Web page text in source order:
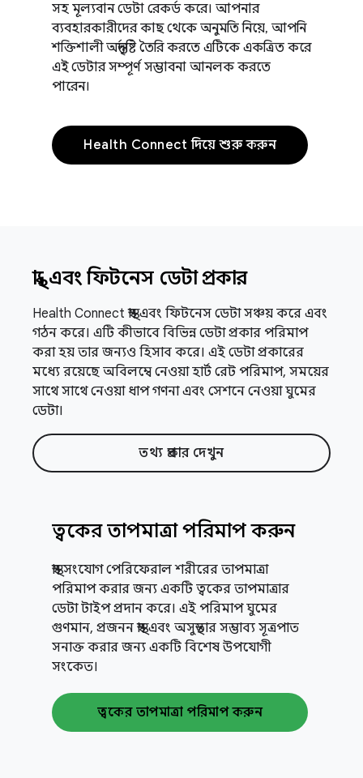
সহ মূল্যবান ডেটা রেকর্ড করে। আপনার
ব্যবহারকারীদের কাছ থেকে অনুমতি নিয়ে, আপনি
শক্তিশালী অন্তর্দৃষ্টি তৈরি করতে এটিকে একত্রিত করে
এই ডেটার সম্পূর্ণ সম্ভাবনা আনলক করতে
পারেন।
Health Connect দিয়ে শুরু করুন
স্বাস্থ্য এবং ফিটনেস ডেটা প্রকার
Health Connect স্বাস্থ্য এবং ফিটনেস ডেটা সঞ্চয় করে এবং
গঠন করে। এটি কীভাবে বিভিন্ন ডেটা প্রকার পরিমাপ
করা হয় তার জন্যও হিসাব করে। এই ডেটা প্রকারের
মধ্যে রয়েছে অবিলম্বে নেওয়া হার্ট রেট পরিমাপ, সময়ের
সাথে সাথে নেওয়া ধাপ গণনা এবং সেশনে নেওয়া ঘুমের
ডেটা।
তথ্য প্রকার দেখুন
ত্বকের তাপমাত্রা পরিমাপ করুন
স্বাস্থ্য সংযোগ পেরিফেরাল শরীরের তাপমাত্রা
পরিমাপ করার জন্য একটি ত্বকের তাপমাত্রার
ডেটা টাইপ প্রদান করে। এই পরিমাপ ঘুমের
গুণমান, প্রজনন স্বাস্থ্য এবং অসুস্থতার সম্ভাব্য সূত্রপাত
সনাক্ত করার জন্য একটি বিশেষ উপযোগী
সংকেত।
ত্বকের তাপমাত্রা পরিমাপ করুন